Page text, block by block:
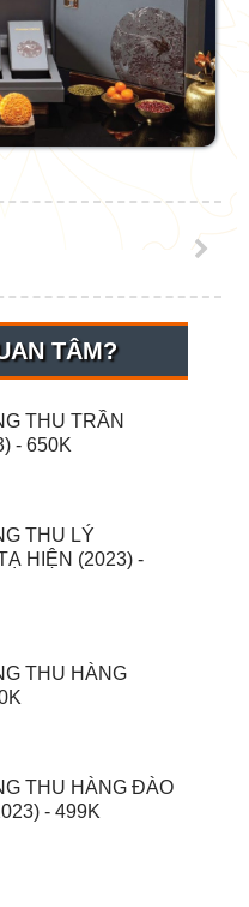
TÂM?
THU TRẦN
- 650K
THU LÝ
HIỆN (2023) -
THU HÀNG
THU HÀNG ĐÀO
- 499K